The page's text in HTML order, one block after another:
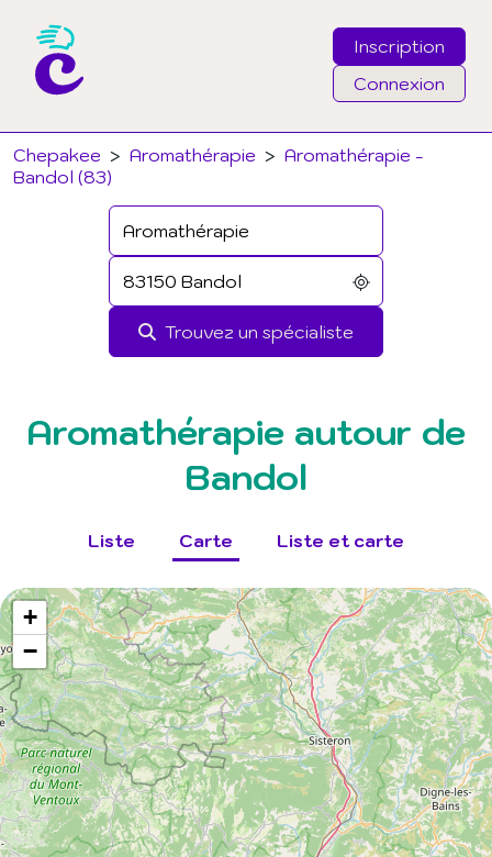
Inscription
Connexion
Chepakee > Aromathérapie > Aromathérapie -
Bandol (83)
Trouvez un spécialiste
Email
Mot de passe
J'ai oublié mon mot de passe
Connexion
Aromathérapie autour de
Bandol
Liste Carte Liste et carte
+
−